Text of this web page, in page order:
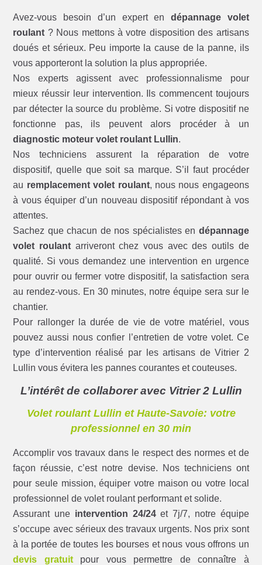
Avez-vous besoin d’un expert en dépannage volet
roulant ? Nous mettons à votre disposition des artisans
doués et sérieux. Peu importe la cause de la panne, ils
vous apporteront la solution la plus appropriée.
Nos experts agissent avec professionnalisme pour
mieux réussir leur intervention. Ils commencent toujours
par détecter la source du problème. Si votre dispositif ne
fonctionne pas, ils peuvent alors procéder à un
diagnostic moteur volet roulant Lullin.
Nos techniciens assurent la réparation de votre
dispositif, quelle que soit sa marque. S’il faut procéder
au remplacement volet roulant, nous nous engageons
à vous équiper d’un nouveau dispositif répondant à vos
attentes.
Sachez que chacun de nos spécialistes en dépannage
volet roulant arriveront chez vous avec des outils de
qualité. Si vous demandez une intervention en urgence
pour ouvrir ou fermer votre dispositif, la satisfaction sera
au rendez-vous. En 30 minutes, notre équipe sera sur le
chantier.
Pour rallonger la durée de vie de votre matériel, vous
pouvez aussi nous confier l’entretien de votre volet. Ce
type d’intervention réalisé par les artisans de Vitrier 2
Lullin vous évitera les pannes courantes et couteuses.
L’intérêt de collaborer avec Vitrier 2 Lullin
Volet roulant Lullin et Haute-Savoie: votre
professionnel en 30 min
Accomplir vos travaux dans le respect des normes et de
façon réussie, c’est notre devise. Nos techniciens ont
pour seule mission, équiper votre maison ou votre local
professionnel de volet roulant performant et solide.
Assurant une intervention 24/24et 7j/7, notre équipe
s’occupe avec sérieux des travaux urgents. Nos prix sont
à la portée de toutes les bourses et nous vous offrons un
devis gratuitpour vous permettre de connaître à